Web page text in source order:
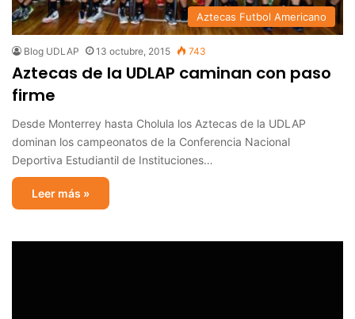
Aztecas Futbol Americano
Blog UDLAP 13 octubre, 2015 743
Aztecas de la UDLAP caminan con paso
firme
Desde Monterrey hasta Cholula los Aztecas de la UDLAP
dominan los campeonatos de la Conferencia Nacional
Deportiva Estudiantil de Instituciones…
Leer más »